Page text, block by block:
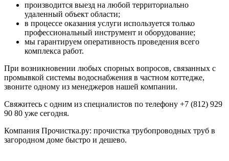
производится выезд на любой территориально
удаленный объект области;
в процессе оказания услуги используется только
профессиональный инструмент и оборудование;
мы гарантируем оперативность проведения всего
комплекса работ.
При возникновении любых спорных вопросов, связанных с
промывкой системы водоснабжения в частном коттедже,
звоните одному из менеджеров нашей компании.
Свяжитесь с одним из специалистов по телефону +7 (812) 929
90 80 уже сегодня.
Компания Прочистка.ру: прочистка трубопроводных труб в
загородном доме быстро и дешево.